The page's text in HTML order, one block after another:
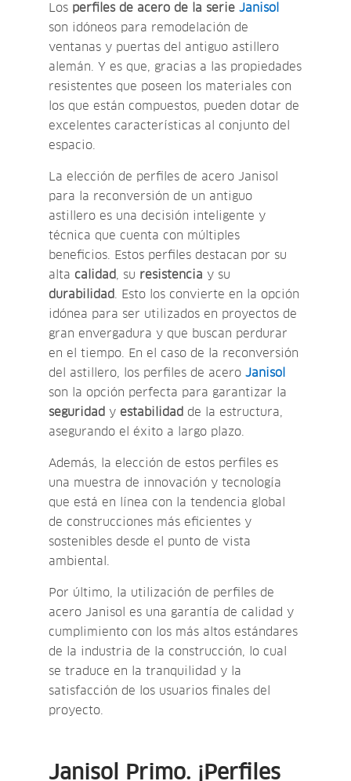
Los perfiles de acero de la serieJanisol
son idóneos para remodelación de
ventanas y puertas del antiguo astillero
alemán. Y es que, gracias a las propiedades
resistentes que poseen los materiales con
los que están compuestos, pueden dotar de
excelentes características al conjunto del
espacio.
La elección de perfiles de acero Janisol
para la reconversión de un antiguo
astillero es una decisión inteligente y
técnica que cuenta con múltiples
beneficios. Estos perfiles destacan por su
alta calidad , su resistenciay su
durabilidad
. Esto los convierte en la opción
idónea para ser utilizados en proyectos de
gran envergadura y que buscan perdurar
en el tiempo. En el caso de la reconversión
del astillero, los perfiles de aceroJanisol
son la opción perfecta para garantizar la
seguridady estabilidad de la estructura,
asegurando el éxito a largo plazo.
Además, la elección de estos perfiles es
una muestra de innovación y tecnología
que está en línea con la tendencia global
de construcciones más eficientes y
sostenibles desde el punto de vista
ambiental.
Por último, la utilización de perfiles de
acero Janisol es una garantía de calidad y
cumplimiento con los más altos estándares
de la industria de la construcción, lo cual
se traduce en la tranquilidad y la
satisfacción de los usuarios finales del
proyecto.
Janisol Primo. ¡Perfiles